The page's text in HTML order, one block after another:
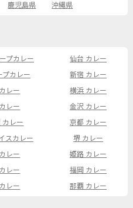
鹿児島県 沖縄県
プカレー
仙台 カレー
プカレー
新宿 カレー
レー
横浜 カレー
レー
金沢 カレー
カレー
京都 カレー
スカレー
堺 カレー
レー
姫路 カレー
レー
福岡 カレー
レー 那覇 カレー